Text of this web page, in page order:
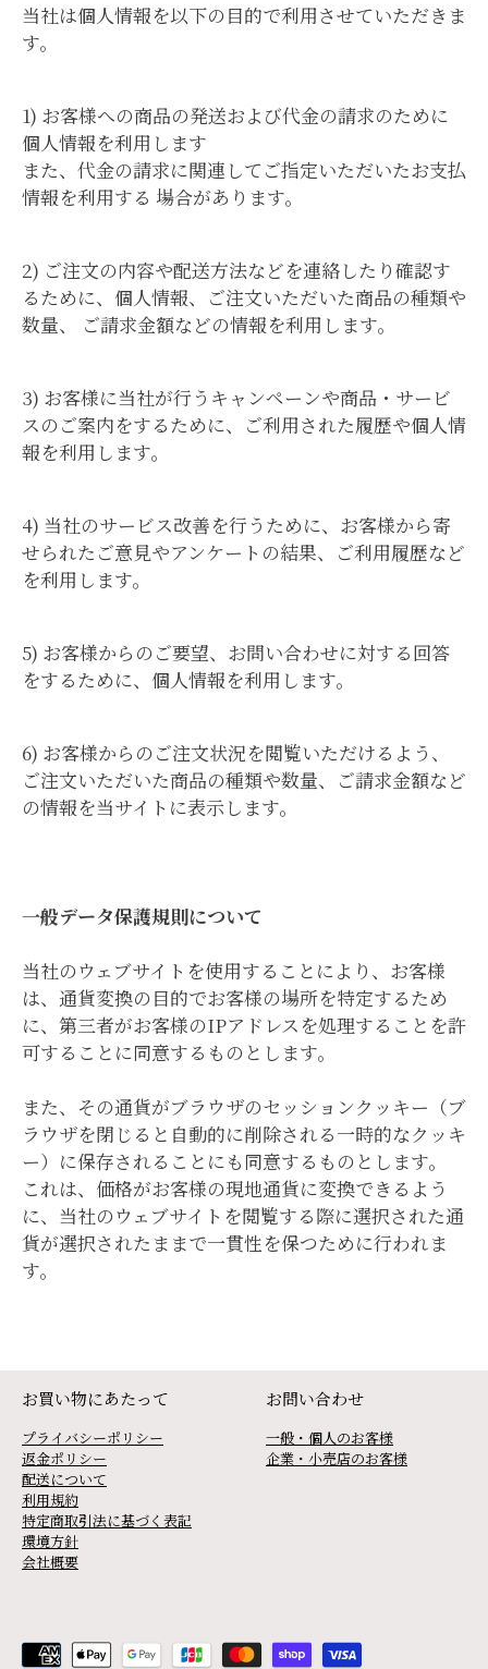
当社は個人情報を以下の目的で利用させていただきま
す。
1) お客様への商品の発送および代金の請求のために
個人情報を利用します
また、代金の請求に関連してご指定いただいたお支払
情報を利用する 場合があります。
2) ご注文の内容や配送方法などを連絡したり確認す
るために、個人情報、ご注文いただいた商品の種類や
数量、 ご請求金額などの情報を利用します。
3) お客様に当社が行うキャンペーンや商品・サービ
スのご案内をするために、ご利用された履歴や個人情
報を利用します。
4) 当社のサービス改善を行うために、お客様から寄
せられたご意見やアンケートの結果、ご利用履歴など
を利用します。
5) お客様からのご要望、お問い合わせに対する回答
をするために、個人情報を利用します。
6) お客様からのご注文状況を閲覧いただけるよう、
ご注文いただいた商品の種類や数量、ご請求金額など
の情報を当サイトに表示します。
一般データ保護規則について
当社のウェブサイトを使用することにより、お客様
は、通貨変換の目的でお客様の場所を特定するため
に、第三者がお客様のIPアドレスを処理することを許
可することに同意するものとします。
また、その通貨がブラウザのセッションクッキー（ブ
ラウザを閉じると自動的に削除される一時的なクッキ
ー）に保存されることにも同意するものとします。
これは、価格がお客様の現地通貨に変換できるよう
に、当社のウェブサイトを閲覧する際に選択された通
貨が選択されたままで一貫性を保つために行われま
す。
お買い物にあたって
プライバシーポリシー
返金ポリシー
配送について
利用規約
特定商取引法に基づく表記
環境方針
会社概要
お問い合わせ
一般・個人のお客様
企業・小売店のお客様
Payment